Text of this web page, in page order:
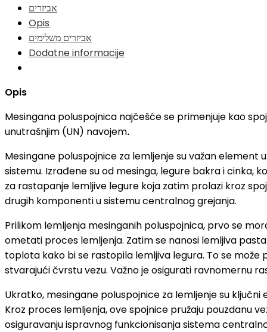
אביזרים
Opis
אביזרים משלימים
Dodatne informacije
Opis
Mesingana poluspojnica najčešće se primenjuje kao
unutrašnjim (UN) navojem.
Mesingane poluspojnice za lemljenje su važan
sistemu. Izrađene su od mesinga, legure bakra i cinka,
za rastapanje lemljive legure koja zatim prolazi kroz
drugih komponenti u sistemu centralnog grejanja.
Prilikom lemljenja mesinganih poluspojnica, prvo se
ometati proces lemljenja. Zatim se nanosi lemljiva
toplota kako bi se rastopila lemljiva legura. To se
stvarajući čvrstu vezu. Važno je osigurati ravnomernu
Ukratko, mesingane poluspojnice za lemljenje su
Kroz proces lemljenja, ove spojnice pružaju pouzdanu
osiguravanju ispravnog funkcionisanja sistema